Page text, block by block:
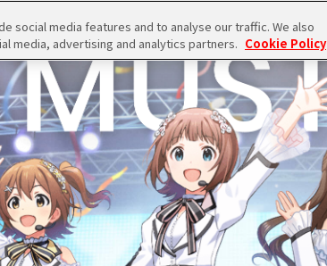
social media features and to analyse our traffic. We also
media, advertising and analytics partners. Cookie Policy